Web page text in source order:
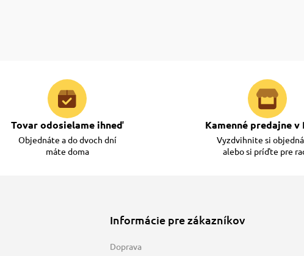
Tovar odosielame ihneď
Objednáte a do dvoch dní
máte doma
Kamenné predajne v
Vyzdvihnite si
alebo si príďte pre
Informácie pre zákazníkov
Doprava